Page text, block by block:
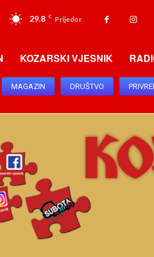
29.8 C Prijedor
KOZARSKI VJESNIK
MAGAZIN DRUŠTVO